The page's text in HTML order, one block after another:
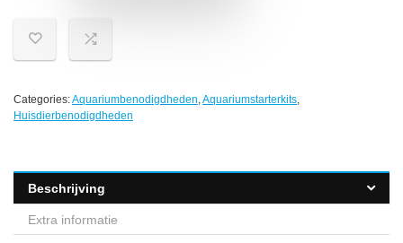
Categories:Aquariumbenodigdheden,Aquariumstarterkits,
Huisdierbenodigdheden
Beschrijving
Extra informatie